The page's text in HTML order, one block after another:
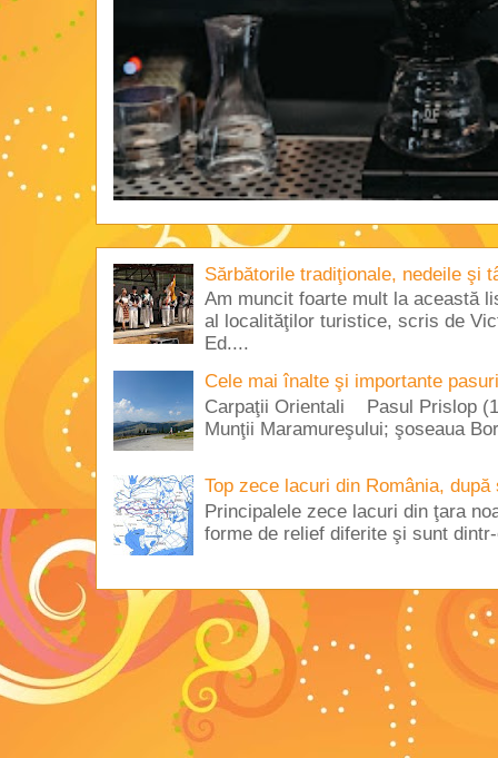
Sărbătorile tradiţionale, nedeile şi
Am muncit foarte mult la această
al localităţilor turistice, scris de
Ed....
Cele mai înalte şi importante
Carpaţii Orientali Pasul Prislop
Munţii Maramureşului; şoseaua
Top zece lacuri din România, după
Principalele zece lacuri din ţara
forme de relief diferite şi sunt